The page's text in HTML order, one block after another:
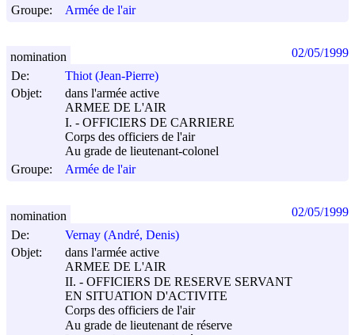
Groupe:
Armée de l'air
De:
Thiot (Jean-Pierre)
Objet:
dans l'armée active
ARMEE DE L'AIR
I. - OFFICIERS DE CARRIERE
Corps des officiers de l'air
Au grade de lieutenant-colonel
Groupe:
Armée de l'air
nomination 02/05/1999
De:
Vernay (André, Denis)
Objet:
dans l'armée active
ARMEE DE L'AIR
II. - OFFICIERS DE RESERVE SERVANT
EN SITUATION D'ACTIVITE
Corps des officiers de l'air
Au grade de lieutenant de réserve
nomination 02/05/1999